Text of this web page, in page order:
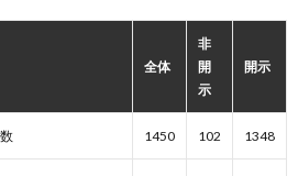
全体
非
開
示
開示
1450 102 1348